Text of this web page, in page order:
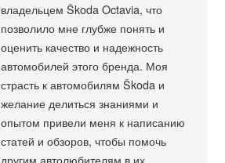
владельцем Škoda Octavia, что
позволило мне глубже понять и
оценить качество и надежность
автомобилей этого бренда. Моя
страсть к автомобилям Škoda и
желание делиться знаниями и
опытом привели меня к написанию
статей и обзоров, чтобы помочь